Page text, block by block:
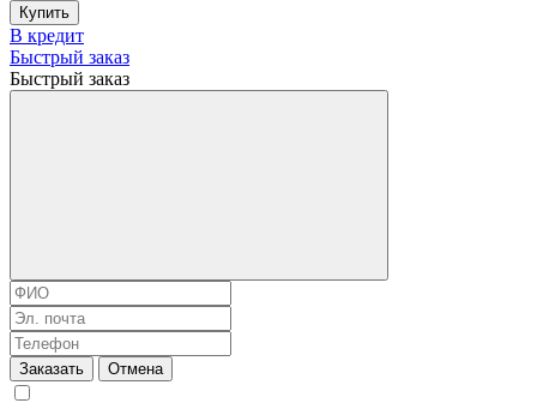
Купить
В кредит
Быстрый заказ
Быстрый заказ
Заказать Отмена